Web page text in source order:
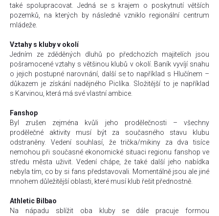
také spolupracovat. Jedná se s krajem o poskytnutí větších
pozemků, na kterých by následně vzniklo regionální centrum
mládeže.
Vztahy s kluby v okolí
Jedním ze zděděných dluhů po předchozích majitelích jsou
pošramocené vztahy s většinou klubů v okolí. Baník vyvíjí snahu
o jejich postupné narovnání, další se to například s Hlučínem –
důkazem je získání nadějného Piclíka. Složitější to je například
s Karvinou, která má své vlastní ambice.
Fanshop
Byl zrušen zejména kvůli jeho prodělečnosti – všechny
prodělečné aktivity musí být za současného stavu klubu
odstraněny. Vedení souhlasí, že trička/mikiny za dva tisíce
nemohou při současné ekonomické situaci regionu fanshop ve
středu města uživit. Vedení chápe, že také další jeho nabídka
nebyla tím, co by si fans představovali. Momentálně jsou ale jiné
mnohem důležitější oblasti, které musí klub řešit přednostně.
Athletic Bilbao
Na nápadu sblížit oba kluby se dále pracuje formou